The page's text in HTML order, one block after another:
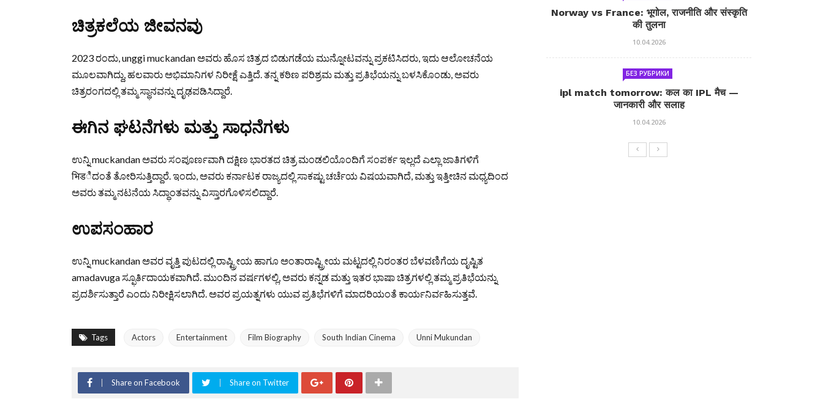
ಚಿತ್ರಕಲೆಯ ಜೀವನವು
2023 ರಂದು, unggi muckandan ಅವರು ಹೊಸ ಚಿತ್ರದ ಬಿಡುಗಡೆಯ ಮುನ್ನೋಟವನ್ನು ಪ್ರಕಟಿಸಿದರು, ಇದು ಆಲೋಚನೆಯ
ಮೂಲವಾಗಿದ್ದು, ಹಲವಾರು ಅಭಿಮಾನಿಗಳ ನಿರೀಕ್ಷೆ ಎತ್ತಿದೆ. ತನ್ನ ಕಠಿಣ ಪರಿಶ್ರಮ ಮತ್ತು ಪ್ರತಿಭೆಯನ್ನು ಬಳಸಿಕೊಂಡು, ಅವರು
ಚಿತ್ರರಂಗದಲ್ಲಿ ತಮ್ಮ ಸ್ಥಾನವನ್ನು ದೃಢಪಡಿಸಿದ್ದಾರೆ.
ಈಗಿನ ಘಟನೆಗಳು ಮತ್ತು ಸಾಧನೆಗಳು
ಉನ್ನಿ muckandan ಅವರು ಸಂಪೂರ್ಣವಾಗಿ ದಕ್ಷಿಣ ಭಾರತದ ಚಿತ್ರ ಮಂಡಲಿಯೊಂದಿಗೆ ಸಂಪರ್ಕ ಇಲ್ಲದೆ ಎಲ್ಲಾ ಜಾತಿಗಳಿಗೆ
भिडಿದಂತೆ ತೋರಿಸುತ್ತಿದ್ದಾರೆ. ಇಂದು, ಅವರು ಕರ್ನಾಟಕ ರಾಜ್ಯದಲ್ಲಿ ಸಾಕಷ್ಟು ಚರ್ಚೆಯ ವಿಷಯವಾಗಿದೆ, ಮತ್ತು ಇತ್ತೀಚಿನ ಮಧ್ಯದಿಂದ
ಅವರು ತಮ್ಮ ನಟನೆಯ ಸಿದ್ಧಾಂತವನ್ನು ವಿಸ್ತಾರಗೊಳಿಸಲಿದ್ದಾರೆ.
ಉಪಸಂಹಾರ
ಉನ್ನಿ muckandan ಅವರ ವೃತ್ತಿ ಪುಟದಲ್ಲಿ ರಾಷ್ಟ್ರೀಯ ಹಾಗೂ ಅಂತಾರಾಷ್ಟ್ರೀಯ ಮಟ್ಟದಲ್ಲಿ ನಿರಂತರ ಬೆಳವಣಿಗೆಯ ದೃಷ್ಟಿತ
amadavuga ಸ್ಫೂರ್ತಿದಾಯಕವಾಗಿದೆ. ಮುಂದಿನ ವರ್ಷಗಳಲ್ಲಿ, ಅವರು ಕನ್ನಡ ಮತ್ತು ಇತರ ಭಾಷಾ ಚಿತ್ರಗಳಲ್ಲಿ ತಮ್ಮ ಪ್ರತಿಭೆಯನ್ನು
ಪ್ರದರ್ಶಿಸುತ್ತಾರೆ ಎಂದು ನಿರೀಕ್ಷಿಸಲಾಗಿದೆ. ಅವರ ಪ್ರಯತ್ನಗಳು ಯುವ ಪ್ರತಿಭೆಗಳಿಗೆ ಮಾದರಿಯಂತೆ ಕಾರ್ಯನಿರ್ವಹಿಸುತ್ತವೆ.
Tags Actors Entertainment Film Biography South Indian Cinema Unni Mukundan
Share on Facebook Share on Twitter
Norway vs France: भूगोल, राजनीति और संस्कृति
की तुलना
10.04.2026
БЕЗ РУБРИКИ
ipl match tomorrow: कल का IPL मैच —
जानकारी और सलाह
10.04.2026